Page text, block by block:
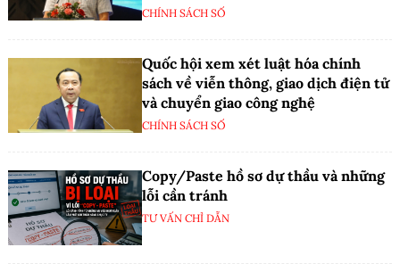
CHÍNH SÁCH SỐ
Quốc hội xem xét luật hóa chính
sách về viễn thông, giao dịch điện tử
và chuyển giao công nghệ
CHÍNH SÁCH SỐ
Copy/Paste hồ sơ dự thầu và những
lỗi cần tránh
TƯ VẤN CHỈ DẪN